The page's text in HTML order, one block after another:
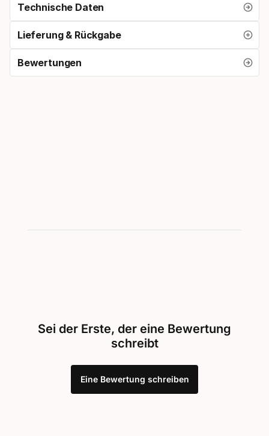
Technische Daten
Lieferung & Rückgabe
Bewertungen
Sei der Erste, der eine Bewertung
schreibt
Eine Bewertung schreiben